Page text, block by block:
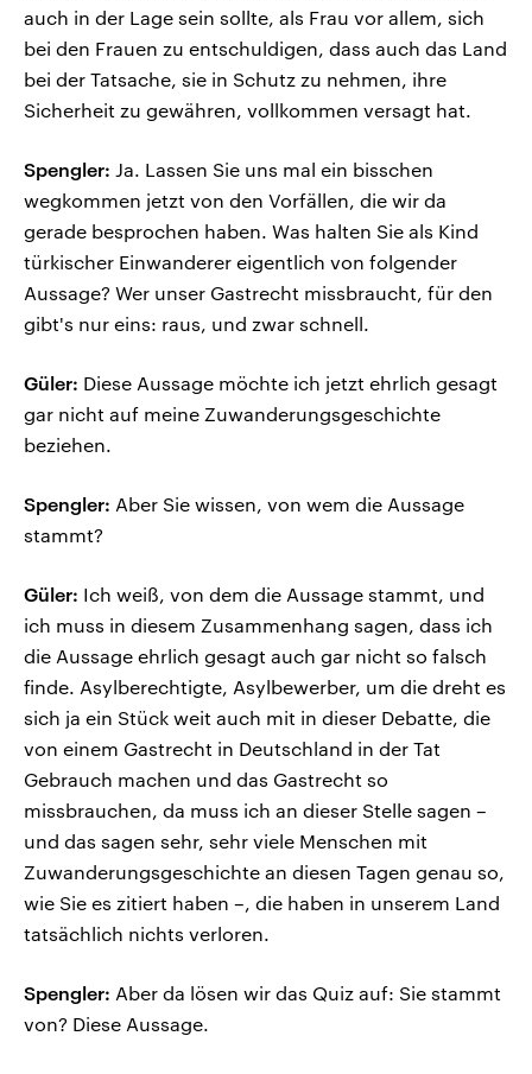
auch in der Lage sein sollte, als Frau vor allem, sich
bei den Frauen zu entschuldigen, dass auch das Land
bei der Tatsache, sie in Schutz zu nehmen, ihre
Sicherheit zu gewähren, vollkommen versagt hat.
Spengler: Ja. Lassen Sie uns mal ein bisschen
wegkommen jetzt von den Vorfällen, die wir da
gerade besprochen haben. Was halten Sie als Kind
türkischer Einwanderer eigentlich von folgender
Aussage? Wer unser Gastrecht missbraucht, für den
gibt's nur eins: raus, und zwar schnell.
Güler: Diese Aussage möchte ich jetzt ehrlich gesagt
gar nicht auf meine Zuwanderungsgeschichte
beziehen.
Spengler: Aber Sie wissen, von wem die Aussage
stammt?
Güler: Ich weiß, von dem die Aussage stammt, und
ich muss in diesem Zusammenhang sagen, dass ich
die Aussage ehrlich gesagt auch gar nicht so falsch
finde. Asylberechtigte, Asylbewerber, um die dreht es
sich ja ein Stück weit auch mit in dieser Debatte, die
von einem Gastrecht in Deutschland in der Tat
Gebrauch machen und das Gastrecht so
missbrauchen, da muss ich an dieser Stelle sagen –
und das sagen sehr, sehr viele Menschen mit
Zuwanderungsgeschichte an diesen Tagen genau so,
wie Sie es zitiert haben –, die haben in unserem Land
tatsächlich nichts verloren.
Spengler: Aber da lösen wir das Quiz auf: Sie stammt
von? Diese Aussage.